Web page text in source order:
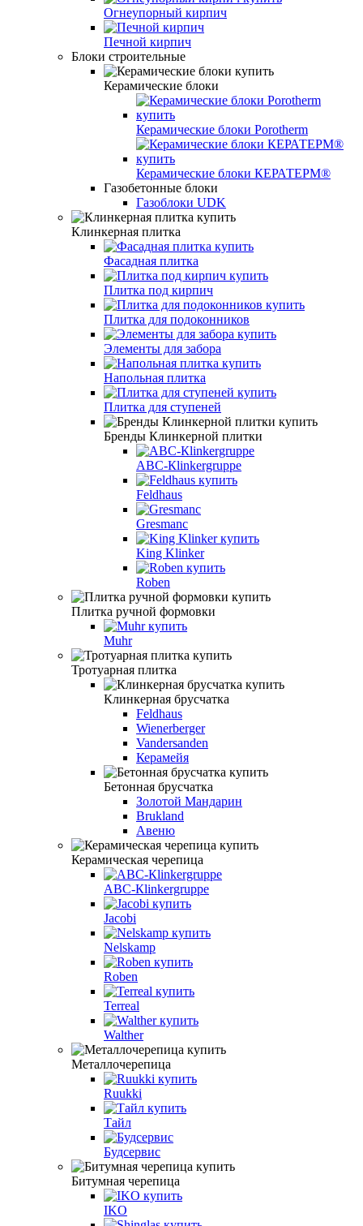
Огнеупорный кирпич
Печной кирпич
Блоки строительные
Керамические блоки
Керамические блоки Porotherm
Керамические блоки КЕРАТЕРМ®
Газобетонные блоки
Газоблоки UDK
Клинкерная плитка
Фасадная плитка
Плитка под кирпич
Плитка для подоконников
Элементы для забора
Напольная плитка
Плитка для ступеней
Бренды Клинкерной плитки
АВС-Кlinkergruppe
Feldhaus
Gresmanc
King Klinker
Roben
Плитка ручной формовки
Muhr
Тротуарная плитка
Клинкерная брусчатка
Feldhaus
Wienerberger
Vandersanden
Керамейя
Бетонная брусчатка
Золотой Мандарин
Brukland
Авеню
Керамическая черепица
АВС-Кlinkergruppe
Jacobi
Nelskamp
Roben
Terreal
Walther
Металлочерепица
Ruukki
Тайл
Будсервис
Битумная черепица
IKO